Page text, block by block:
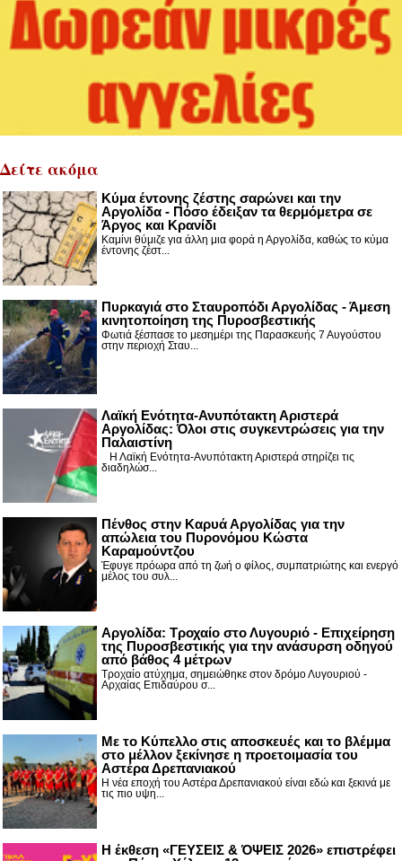
Δείτε ακόμα
Κύμα έντονης ζέστης σαρώνει και την
Αργολίδα - Πόσο έδειξαν τα θερμόμετρα σε
Άργος και Κρανίδι
Καμίνι θύμιζε για άλλη μια φορά η Αργολίδα, καθώς το κύμα
έντονης ζέστ...
Πυρκαγιά στο Σταυροπόδι Αργολίδας - Άμεση
κινητοποίηση της Πυροσβεστικής
Φωτιά ξέσπασε το μεσημέρι της Παρασκευής 7 Αυγούστου
στην περιοχή Σταυ...
Λαϊκή Ενότητα-Ανυπότακτη Αριστερά
Αργολίδας: Όλοι στις συγκεντρώσεις για την
Παλαιστίνη
Η Λαϊκή Ενότητα-Ανυπότακτη Αριστερά στηρίζει τις
διαδηλώσ...
Πένθος στην Καρυά Αργολίδας για την
απώλεια του Πυρονόμου Κώστα
Καραμούντζου
Έφυγε πρόωρα από τη ζωή ο φίλος, συμπατριώτης και ενεργό
μέλος του συλ...
Αργολίδα: Τροχαίο στο Λυγουριό - Επιχείρηση
της Πυροσβεστικής για την ανάσυρση οδηγού
από βάθος 4 μέτρων
Τροχαίο ατύχημα, σημειώθηκε στον δρόμο Λυγουριού -
Αρχαίας Επιδαύρου σ...
Με το Κύπελλο στις αποσκευές και το βλέμμα
στο μέλλον ξεκίνησε η προετοιμασία του
Αστέρα Δρεπανιακού
Η νέα εποχή του Αστέρα Δρεπανιακού είναι εδώ και ξεκινά με
τις πιο υψη...
Η έκθεση «ΓΕΥΣΕΙΣ & ΌΨΕΙΣ 2026» επιστρέφει